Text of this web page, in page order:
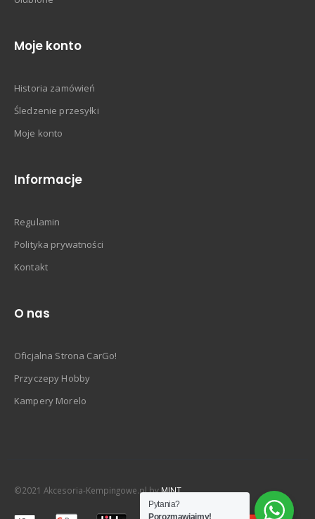
Moje konto
Historia zamówień
Śledzenie przesyłki
Moje konto
Informacje
Regulamin
Polityka prywatności
Kontakt
O nas
Oficjalna Strona CarGo!
Przyczepy Hobby
Kampery Morelo
©2021 Akcesoria-Kempingowe.pl byMINT
Pytania?
Porozmawiajmy!